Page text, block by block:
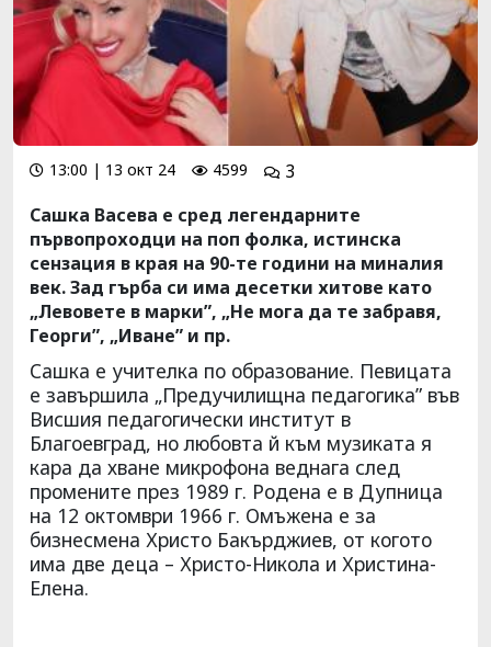
13:00 | 13 окт 24 4599
3
Сашка Васева е сред легендарните
първопроходци на поп фолка, истинска
сензация в края на 90-те години на миналия
век. Зад гърба си има десетки хитове като
„Левовете в марки”, „Не мога да те забравя,
Георги”, „Иване” и пр.
Сашка е учителка по образование. Певицата
е завършила „Предучилищна педагогика” във
Висшия педагогически институт в
Благоевград, но любовта й към музиката я
кара да хване микрофона веднага след
промените през 1989 г. Родена е в Дупница
на 12 октомври 1966 г. Омъжена е за
бизнесмена Христо Бакърджиев, от когото
има две деца – Христо-Никола и Христина-
Елена.